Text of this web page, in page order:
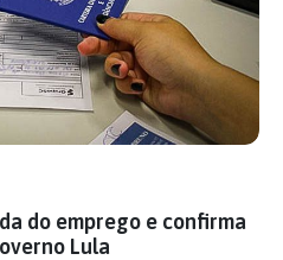
do emprego e confirma
Lula